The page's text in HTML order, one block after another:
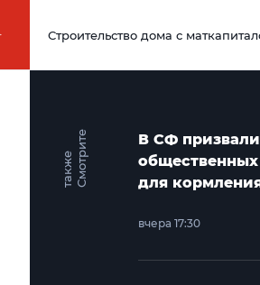
00:00
Строительство дома с
С
м
о
т
р и
т
е
т
а
к
ж
е
В СФ призвали
для
вчера 17:30